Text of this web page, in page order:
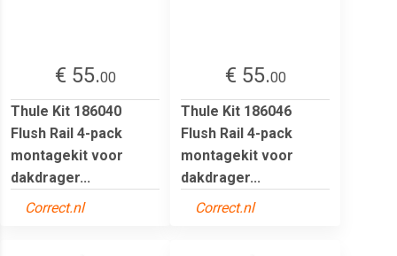
€ 55.00
Thule Kit 186040
Flush Rail 4-pack
montagekit voor
dakdrager...
Correct.nl
€ 55.00
Thule Kit 186046
Flush Rail 4-pack
montagekit voor
dakdrager...
Correct.nl